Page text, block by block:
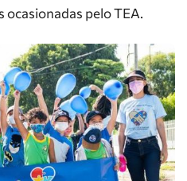
ocasionadas pelo TEA.